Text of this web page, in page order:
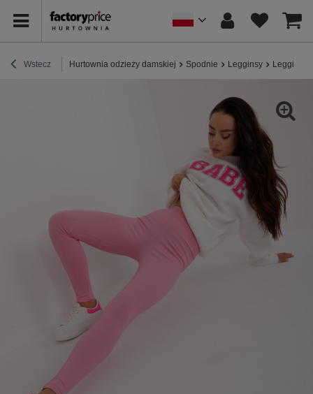
Wstecz Hurtownia odzieży damskiej Spodnie Legginsy Legginsy